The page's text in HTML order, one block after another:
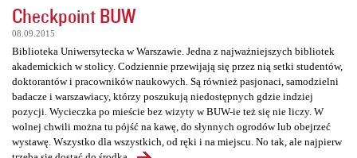
Checkpoint BUW
08.09.2015
Biblioteka Uniwersytecka w Warszawie. Jedna z najważniejszych bibliotek
akademickich w stolicy. Codziennie przewijają się przez nią setki studentów,
doktorantów i pracowników naukowych. Są również pasjonaci, samodzielni
badacze i warszawiacy, którzy poszukują niedostępnych gdzie indziej
pozycji. Wycieczka po mieście bez wizyty w BUW-ie też się nie liczy. W
wolnej chwili można tu pójść na kawę, do słynnych ogrodów lub obejrzeć
wystawę. Wszystko dla wszystkich, od ręki i na miejscu. No tak, ale najpierw